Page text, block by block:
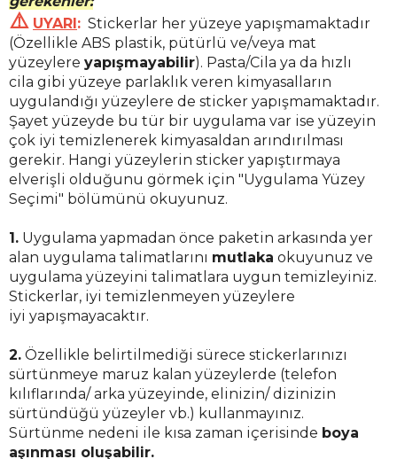
⚠️ UYARI: Stickerlar her yüzeye yapışmamaktadır
(Özellikle ABS plastik, pütürlü ve/veya mat
yüzeylere yapışmayabilir). Pasta/Cila ya da hızlı
cila gibi yüzeye parlaklık veren kimyasalların
uygulandığı yüzeylere de sticker yapışmamaktadır.
Şayet yüzeyde bu tür bir uygulama var ise yüzeyin
çok iyi temizlenerek kimyasaldan arındırılması
gerekir. Hangi yüzeylerin sticker yapıştırmaya
elverişli olduğunu görmek için "Uygulama Yüzey
Seçimi" bölümünü okuyunuz.
1. Uygulama yapmadan önce paketin arkasında yer
alan uygulama talimatlarını mutlaka okuyunuz ve
uygulama yüzeyini talimatlara uygun temizleyiniz.
Stickerlar, iyi temizlenmeyen yüzeylere
iyi yapışmayacaktır.
2. Özellikle belirtilmediği sürece stickerlarınızı
sürtünmeye maruz kalan yüzeylerde (telefon
kılıflarında/ arka yüzeyinde, elinizin/ dizinizin
sürtündüğü yüzeyler vb.) kullanmayınız.
Sürtünme nedeni ile kısa zaman içerisinde boya
aşınması oluşabilir.